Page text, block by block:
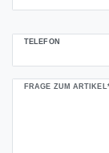
TELEFON
FRAGE ZUM